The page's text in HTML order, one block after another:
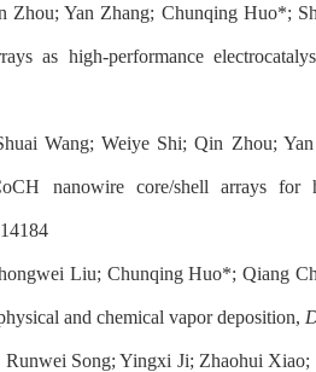
Zhou; Yan Zhang; Chunqing Huo*;
as high-performance
Wang; Weiye Shi; Qin Zhou;
nanowire core/shell arrays
Liu; Chunqing Huo*; Qiang
and chemical vapor deposition,
Song; Yingxi Ji; Zhaohui